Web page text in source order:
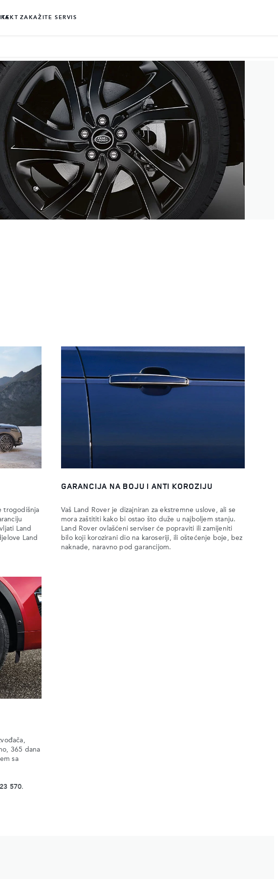
ZAKAŽITE SERVIS
trogodišnja
Land
Land
GARANCIJA NA BOJU I ANTI KOROZIJU
Vaš Land Rover je dizajniran za ekstremne uslove, ali se
mora zaštititi kako bi ostao što duže u najboljem stanju.
Land Rover ovlašćeni serviser će popraviti ili zamijeniti
bilo koji korozirani dio na karoseriji, ili oštećenje boje, bez
naknade, naravno pod garancijom.
365 dana
sa
570.